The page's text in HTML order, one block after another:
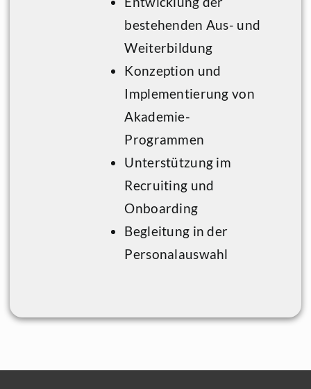
bestehenden Aus- und
Weiterbildung
Konzeption und
Implementierung von
Akademie-
Programmen
Unterstützung im
Recruiting und
Onboarding
Begleitung in der
Personalauswahl